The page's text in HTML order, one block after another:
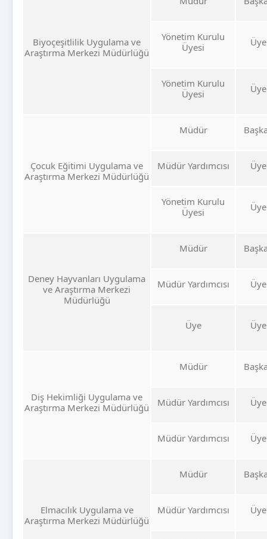
Biyoçeşitlilik Uygulama ve
Araştırma Merkezi Müdürlüğü
Yönetim Kurulu
Üyesi
Üye
Yönetim Kurulu
Üyesi
Üye
Çocuk Eğitimi Uygulama ve
Araştırma Merkezi Müdürlüğü
Müdür
Müdür Yardımcısı Üye
Yönetim Kurulu
Üyesi
Üye
Deney Hayvanları Uygulama
ve Araştırma Merkezi
Müdürlüğü
Müdür
Müdür Yardımcısı Üye
Üye Üye
Diş Hekimliği Uygulama ve
Araştırma Merkezi Müdürlüğü
Müdür
Müdür Yardımcısı Üye
Müdür Yardımcısı Üye
Elmacılık Uygulama ve
Araştırma Merkezi Müdürlüğü
Müdür
Müdür Yardımcısı Üye